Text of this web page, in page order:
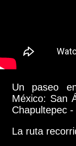
Un paseo
México: San
Chapultepec
La ruta